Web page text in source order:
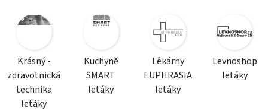
Krásný -
zdravotnická
technika
letáky
Kuchyně
SMART
letáky
Lékárny
EUPHRASIA
letáky
Levnoshop
letáky